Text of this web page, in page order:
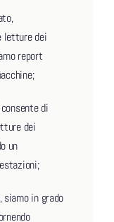
letture dei
report
di
dei
un
in grado